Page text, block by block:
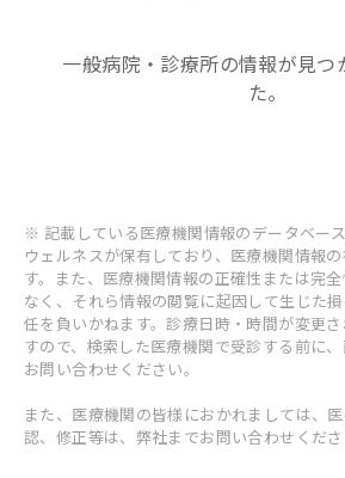
一般病院・診療所の情報が見つ
た。
※ 記載している医療機関情報のデータベー
ウェルネスが保有しており、医療機関情報
す。また、医療機関情報の正確性または完
なく、それら情報の閲覧に起因して生じた
任を負いかねます。診療日時・時間が変更
すので、検索した医療機関で受診する前に
お問い合わせください。
また、医療機関の皆様におかれましては、
認、修正等は、弊社までお問い合わせくださ